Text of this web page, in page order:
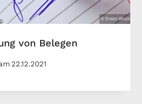
von Belegen
22.12.2021